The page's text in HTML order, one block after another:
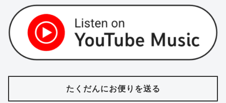
たくだんにお便りを送る